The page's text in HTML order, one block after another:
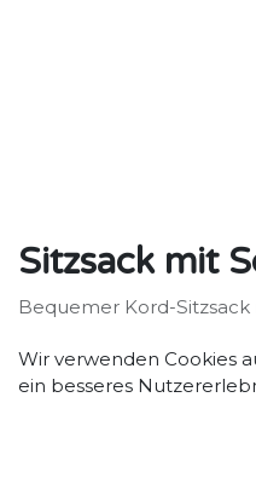
Sitzsack mit
Bequemer Kord-
Rückzugsort für Kita und
142,77€ exkl.
Wir verwenden Cookies
ein besseres